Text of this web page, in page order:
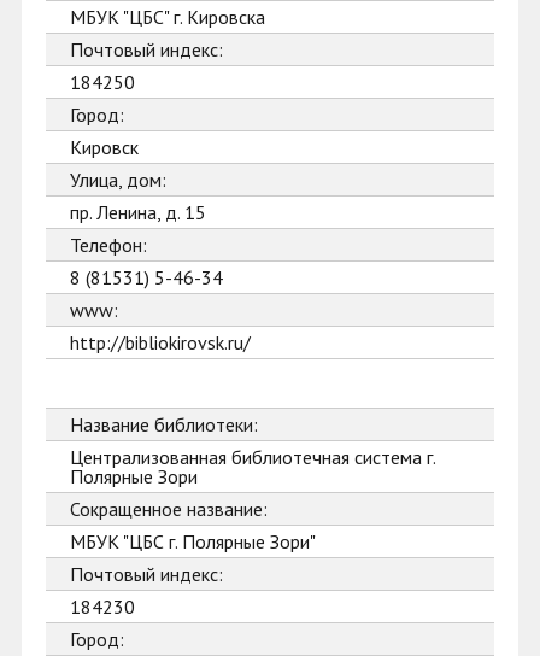
МБУК "ЦБС" г. Кировска
Почтовый индекс:
184250
Город:
Кировск
Улица, дом:
пр. Ленина, д. 15
Телефон:
8 (81531) 5-46-34
www:
http://bibliokirovsk.ru/
Название библиотеки:
Централизованная библиотечная система г.
Полярные Зори
Сокращенное название:
МБУК "ЦБС г. Полярные Зори"
Почтовый индекс:
184230
Город: